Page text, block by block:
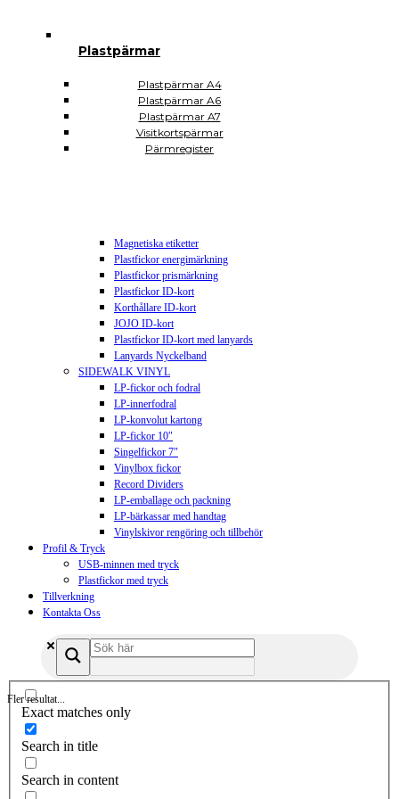
Plastpärmar
Plastpärmar A4
Plastpärmar A6
Plastpärmar A7
Visitkortspärmar
Pärmregister
Självhäftande Plastfickor
Självhäftande A4
Självhäftande A5
Självhäftande A6
Självhäftande A7
Självhäftande CD DVD USB
Magnetiska etiketter
Plastfickor energimärkning
Plastfickor prismärkning
Plastfickor ID-kort
Korthållare ID-kort
JOJO ID-kort
Plastfickor ID-kort med lanyards
Lanyards Nyckelband
SIDEWALK VINYL
LP-fickor och fodral
LP-innerfodral
LP-konvolut kartong
LP-fickor 10″
Singelfickor 7″
Vinylbox fickor
Record Dividers
LP-emballage och packning
LP-bärkassar med handtag
Vinylskivor rengöring och tillbehör
Profil & Tryck
USB-minnen med tryck
Plastfickor med tryck
Tillverkning
Kontakta Oss
Fler resultat...
Exact matches only
Search in title
Search in content